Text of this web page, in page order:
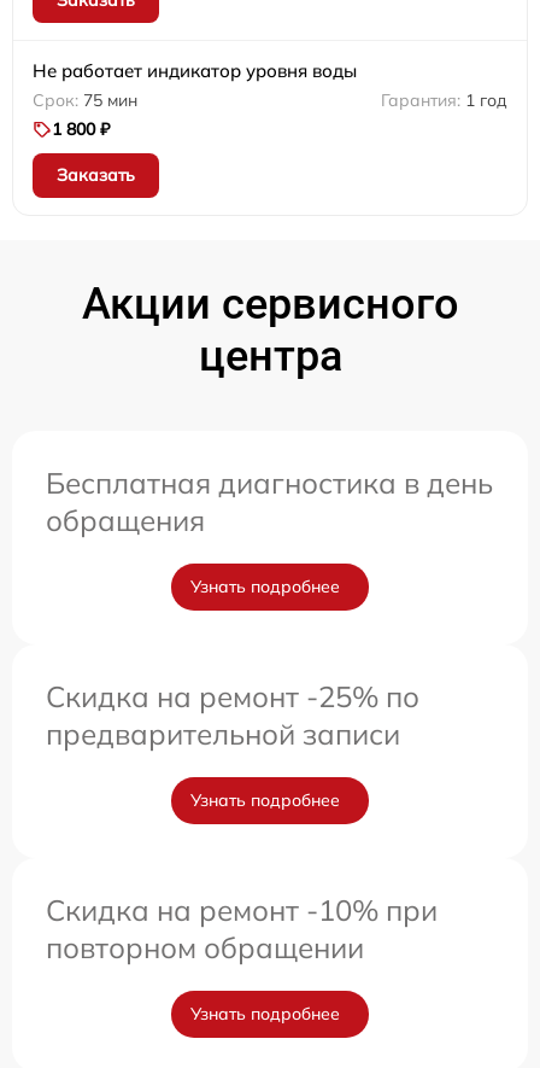
Не работает индикатор уровня воды
75 мин
1 год
1 800 ₽
Заказать
Акции сервисного
центра
Бесплатная диагностика в день
обращения
Узнать подробнее
Скидка на ремонт -25% по
предварительной записи
Узнать подробнее
Скидка на ремонт -10% при
повторном обращении
Узнать подробнее